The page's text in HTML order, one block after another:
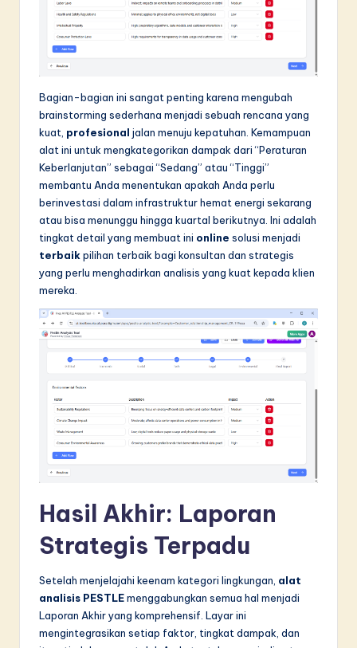
Bagian-bagian ini sangat penting karena mengubah
brainstorming sederhana menjadi sebuah rencana yang
kuat, profesional jalan menuju kepatuhan. Kemampuan
alat ini untuk mengkategorikan dampak dari “Peraturan
Keberlanjutan” sebagai “Sedang” atau “Tinggi”
membantu Anda menentukan apakah Anda perlu
berinvestasi dalam infrastruktur hemat energi sekarang
atau bisa menunggu hingga kuartal berikutnya. Ini adalah
tingkat detail yang membuat ini online solusi menjadi
terbaikpilihan terbaik bagi konsultan dan strategis
yang perlu menghadirkan analisis yang kuat kepada klien
mereka.
Hasil Akhir: Laporan
Strategis Terpadu
Setelah menjelajahi keenam kategori lingkungan, alat
analisis PESTLEmenggabungkan semua hal menjadi
Laporan Akhir yang komprehensif. Layar ini
mengintegrasikan setiap faktor, tingkat dampak, dan